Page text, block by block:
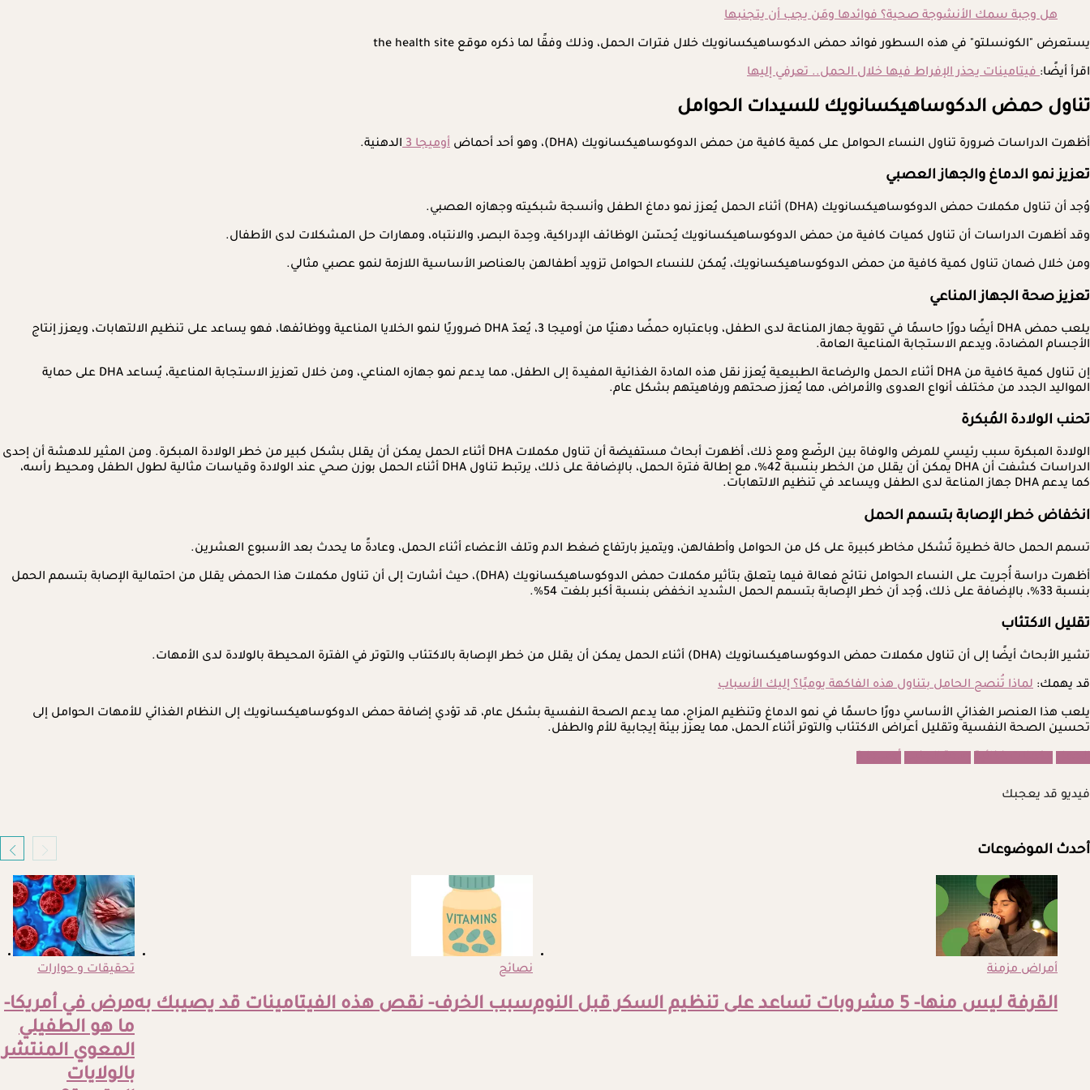
هل وجبة سمك الأنشوجة صحية؟ فوائدها ومَن يجب أن يتجنبها
يستعرض "الكونسلتو" في هذه السطور فوائد حمض الدكوساهيكسانويك خلال فترات الحمل، وذلك وفقًا لما ذكره موقع the health site
اقرأ أيضًا:فيتامينات يحذر الإفراط فيها خلال الحمل.. تعرفي إليها
تناول حمض الدكوساهيكسانويك للسيدات الحوامل
أظهرت الدراسات ضرورة تناول النساء الحوامل على كمية كافية من حمض الدوكوساهيكسانويك (DHA)، وهو أحد أحماض أوميجا 3 الدهنية.
تعزيز نمو الدماغ والجهاز العصبي
وُجد أن تناول مكملات حمض الدوكوساهيكسانويك (DHA) أثناء الحمل يُعزز نمو دماغ الطفل وأنسجة شبكيته وجهازه العصبي.
وقد أظهرت الدراسات أن تناول كميات كافية من حمض الدوكوساهيكسانويك يُحسّن الوظائف الإدراكية، وحِدة البصر، والانتباه، ومهارات حل المشكلات لدى الأطفال.
ومن خلال ضمان تناول كمية كافية من حمض الدوكوساهيكسانويك، يُمكن للنساء الحوامل تزويد أطفالهن بالعناصر الأساسية اللازمة لنمو عصبي مثالي.
تعزيز صحة الجهاز المناعي
يلعب حمض DHA أيضًا دورًا حاسمًا في تقوية جهاز المناعة لدى الطفل، وباعتباره حمضًا دهنيًا من أوميجا 3، يُعدّ DHA ضروريًا لنمو الخلايا المناعية ووظائفها، فهو يساعد على تنظيم الالتهابات، ويعزز إنتاج
الأجسام المضادة، ويدعم الاستجابة المناعية العامة.
إن تناول كمية كافية من DHA أثناء الحمل والرضاعة الطبيعية يُعزز نقل هذه المادة الغذائية المفيدة إلى الطفل، مما يدعم نمو جهازه المناعي، ومن خلال تعزيز الاستجابة المناعية، يُساعد DHA على حماية
المواليد الجدد من مختلف أنواع العدوى والأمراض، مما يُعزز صحتهم ورفاهيتهم بشكل عام.
تحنب الولادة المُبكرة
الولادة المبكرة سبب رئيسي للمرض والوفاة بين الرضّع ومع ذلك، أظهرت أبحاث مستفيضة أن تناول مكملات DHA أثناء الحمل يمكن أن يقلل بشكل كبير من خطر الولادة المبكرة. ومن المثير للدهشة أن إحدى
الدراسات كشفت أن DHA يمكن أن يقلل من الخطر بنسبة 42%، مع إطالة فترة الحمل، بالإضافة على ذلك، يرتبط تناول DHA أثناء الحمل بوزن صحي عند الولادة وقياسات مثالية لطول الطفل ومحيط رأسه،
كما يدعم DHA جهاز المناعة لدى الطفل ويساعد في تنظيم الالتهابات.
انخفاض خطر الإصابة بتسمم الحمل
تسمم الحمل حالة خطيرة تُشكل مخاطر كبيرة على كل من الحوامل وأطفالهن، ويتميز بارتفاع ضغط الدم وتلف الأعضاء أثناء الحمل، وعادةً ما يحدث بعد الأسبوع العشرين.
أظهرت دراسة أُجريت على النساء الحوامل نتائج فعالة فيما يتعلق بتأثير مكملات حمض الدوكوساهيكسانويك (DHA)، حيث أشارت إلى أن تناول مكملات هذا الحمض يقلل من احتمالية الإصابة بتسمم الحمل
بنسبة 33%، بالإضافة على ذلك، وُجد أن خطر الإصابة بتسمم الحمل الشديد انخفض بنسبة أكبر بلغت 54%.
تقليل الاكتئاب
تشير الأبحاث أيضًا إلى أن تناول مكملات حمض الدوكوساهيكسانويك (DHA) أثناء الحمل يمكن أن يقلل من خطر الإصابة بالاكتئاب والتوتر في الفترة المحيطة بالولادة لدى الأمهات.
قد يهمك: لماذا تُنصح الحامل بتناول هذه الفاكهة يوميًا؟ إليك الأسباب
يلعب هذا العنصر الغذائي الأساسي دورًا حاسمًا في نمو الدماغ وتنظيم المزاج، مما يدعم الصحة النفسية بشكل عام، قد تؤدي إضافة حمض الدوكوساهيكسانويك إلى النظام الغذائي للأمهات الحوامل إلى
تحسين الصحة النفسية وتقليل أعراض الاكتئاب والتوتر أثناء الحمل، مما يعزز بيئة إيجابية للأم والطفل.
فيديو قد يعجبك
أحدث الموضوعات
أمراض مزمنة
القرفة ليس منها- 5 مشروبات تساعد على تنظيم السكر قبل النوم
نصائح
سبب الخرف- نقص هذه الفيتامينات قد يصيبك به
تحقيقات و حوارات
مرض في أمريكا-
ما هو الطفيلي
المعوي المنتشر
بالولايات